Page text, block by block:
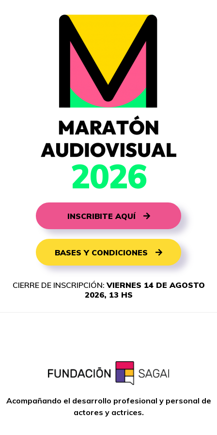
2026
INSCRIBITE AQUÍ
BASES Y CONDICIONES
CIERRE DE INSCRIPCIÓN:VIERNES 14 DE AGOSTO
2026, 13 HS
Acompañando el desarrollo profesional y personal de
actores y actrices.